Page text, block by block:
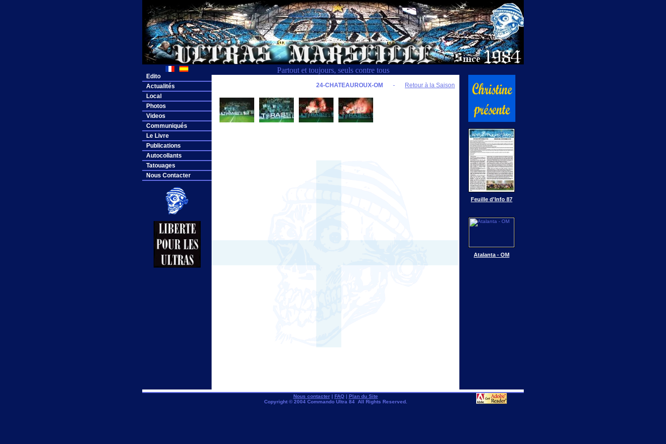
Partout et toujours, seuls contre tous
Edito
Actualités
Local
Photos
Videos
Communiqués
Le Livre
Publications
Autocollants
Tatouages
Nous Contacter
24-CHATEAUROUX-OM - Retour à la Saison
Feuille d'Info 87
Atalanta - OM
Nous contacter| FAQ| Plan du Site
Copyright © 2004 Commando Ultra 84 All Rights Reserved.